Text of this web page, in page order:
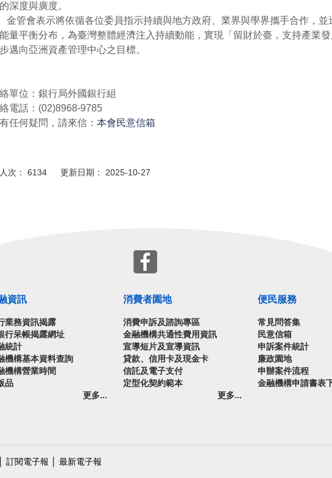
深度與廣度。
管會表示將依循各位委員指示持續與地方政府、業界與學界攜手合作，並
量平衡分布，為臺灣整體經濟注入持續動能，實現「留財於臺，支持產業
邁向亞洲資產管理中心之目標。
單位：銀行局外國銀行組
電話：(02)8968-9785
任何疑問，請來信： 本會民意信箱
次： 6134 更新日期： 2025-10-27
資訊
業務資訊揭露
行呆帳揭露網址
統計
機構基本資料查詢
機構營業時間
品
更多...
消費者園地
消費申訴及諮詢專區
金融機構共通性費用資訊
宣導短片及宣導資訊
貸款、信用卡及現金卡
信託及電子支付
定型化契約範本
更多...
便民服務
常見問答集
民意信箱
申訴案件統計
廉政園地
申辦案件流程
金融機構申請書表
訂閱電子報 最新電子報